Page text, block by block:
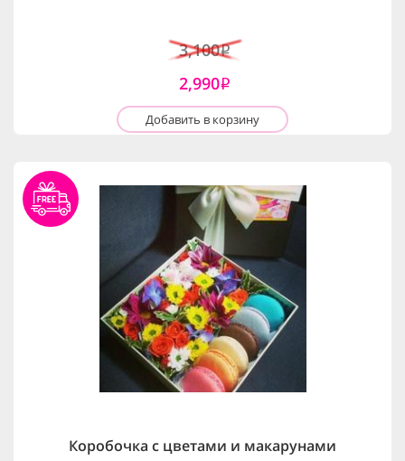
3,100i
2,990i
Добавить в корзину
Коробочка с цветами и макарунами